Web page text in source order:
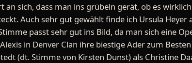
an sich, dass man ins grübeln gerät, ob es
Auch sehr gut gewählt finde ich Ursula Heyer
passt sehr gut ins Bild, da man sich eine
in Denver Clan ihre biestige Ader zum
(dt. Stimme von Kirsten Dunst) als Christine